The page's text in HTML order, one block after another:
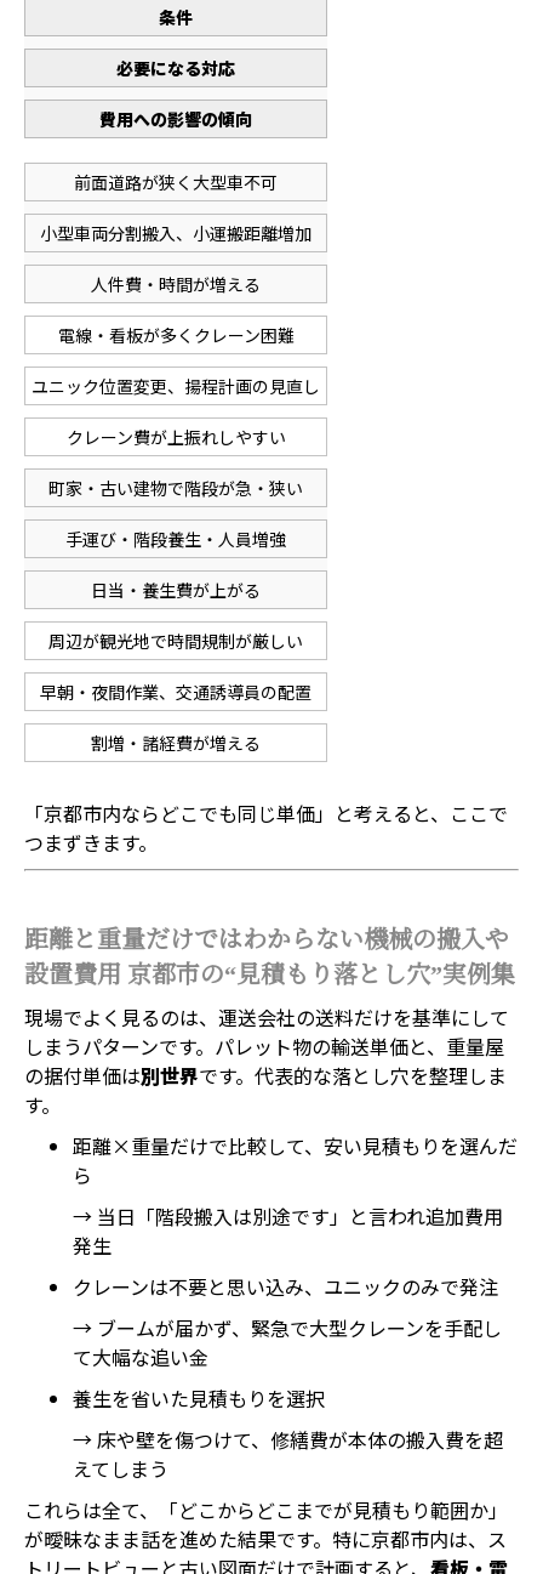
条件
必要になる対応
費用への影響の傾向
前面道路が狭く大型車不可
小型車両分割搬入、小運搬距離増加
人件費・時間が増える
電線・看板が多くクレーン困難
ユニック位置変更、揚程計画の見直し
クレーン費が上振れしやすい
町家・古い建物で階段が急・狭い
手運び・階段養生・人員増強
日当・養生費が上がる
周辺が観光地で時間規制が厳しい
早朝・夜間作業、交通誘導員の配置
割増・諸経費が増える
「京都市内ならどこでも同じ単価」と考えると、ここで
つまずきます。
距離と重量だけではわからない機械の搬入や
設置費用 京都市の“見積もり落とし穴”実例集
現場でよく見るのは、運送会社の送料だけを基準にして
しまうパターンです。パレット物の輸送単価と、重量屋
の据付単価は別世界です。代表的な落とし穴を整理しま
す。
距離×重量だけで比較して、安い見積もりを選んだ
ら
→ 当日「階段搬入は別途です」と言われ追加費用
発生
クレーンは不要と思い込み、ユニックのみで発注
→ ブームが届かず、緊急で大型クレーンを手配し
て大幅な追い金
養生を省いた見積もりを選択
→ 床や壁を傷つけて、修繕費が本体の搬入費を超
えてしまう
これらは全て、「どこからどこまでが見積もり範囲か」
が曖昧なまま話を進めた結果です。特に京都市内は、ス
トリートビューと古い図面だけで計画すると、 看板・電